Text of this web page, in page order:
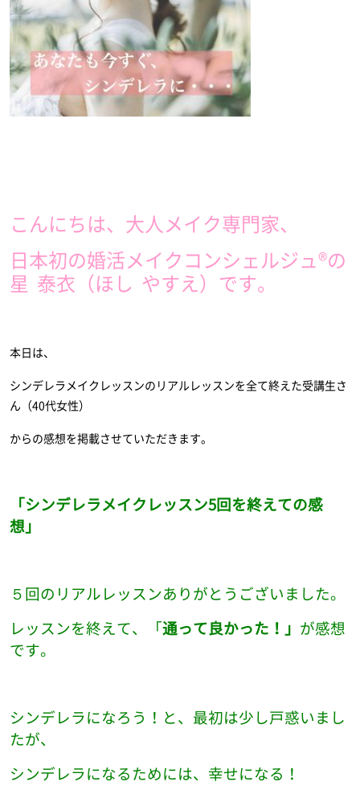
こんにちは、大人メイク専門家、
日本初の婚活メイクコンシェルジュ®︎の
星 泰衣（ほし やすえ）です。
本日は、
シンデレラメイクレッスンのリアルレッスンを全て終えた受講生さ
ん（40代女性）
からの感想を掲載させていただきます。
「シンデレラメイクレッスン5回を終えての感
想」
５回のリアルレッスンありがとうございました。
レッスンを終えて、「通って良かった！」 が感想
です。
シンデレラになろう！と、最初は少し戸惑いまし
たが、
シンデレラになるためには、幸せになる！